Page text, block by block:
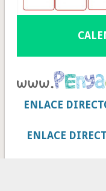
ENLACE
ENLACE